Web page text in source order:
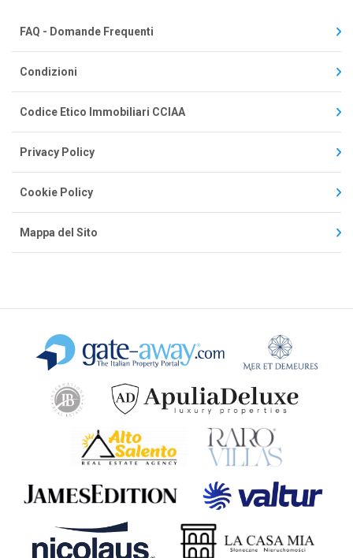
FAQ - Domande Frequenti
Condizioni
Codice Etico Immobiliari CCIAA
Privacy Policy
Cookie Policy
Mappa del Sito